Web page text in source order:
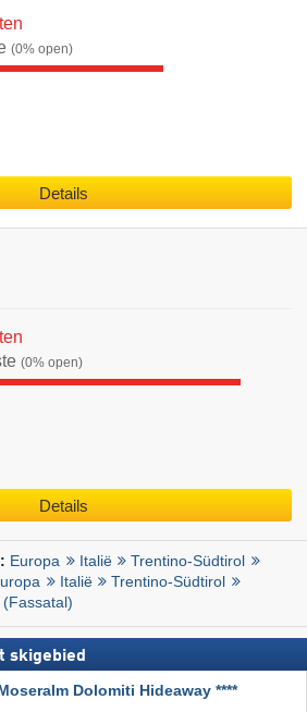
(0% open)
Details
(0% open)
Details
Europa Italië
Trentino-Südtirol
Italië
Trentino-Südtirol
skigebied
Dolomiti Hideaway ****